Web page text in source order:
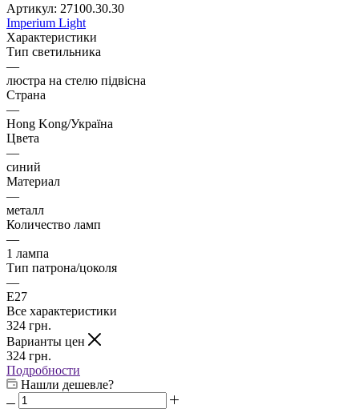
Артикул: 27100.30.30
Imperium Light
Характеристики
Тип светильника
—
люстра на стелю підвісна
Страна
—
Hong Kong/Україна
Цвета
—
синий
Материал
—
металл
Количество ламп
—
1 лампа
Тип патрона/цоколя
—
E27
Все характеристики
324 грн.
Варианты цен
324 грн.
Подробности
Нашли дешевле?